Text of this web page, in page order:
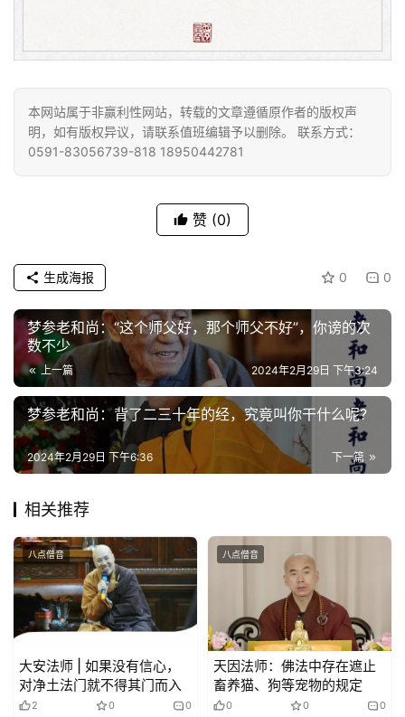
八
僧
音
心
菩
提
专
题
公
慈
佛
教
人
寺
登录 注册
本网站属于非赢利性网站，转载的文章遵循原作者的版权声
明，如有版权异议，请联系值班编辑予以删除。 联系方式：
0591-83056739-818 18950442781
赞 (0)
0 0
生成海报
梦参老和尚：“这个师父好，那个师父不好”，你谤的次
数不少
上一篇 2024年2月29日 下午3:24
梦参老和尚：背了二三十年的经，究竟叫你干什么呢?
下一篇
2024年2月29日 下午6:36
相关推荐
八点僧音
大安法师 | 如果没有信心，
对净土法门就不得其门而入
2 0 0
八点僧音
天因法师：佛法中存在遮止
畜养猫、狗等宠物的规定
0 0 0